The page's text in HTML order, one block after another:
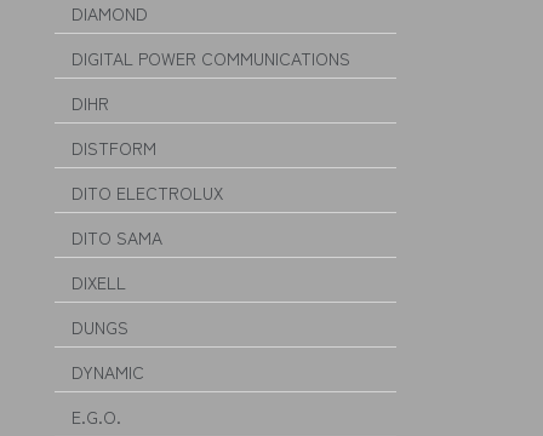
DIAMOND
DIGITAL POWER COMMUNICATIONS
DIHR
DISTFORM
DITO ELECTROLUX
DITO SAMA
DIXELL
DUNGS
DYNAMIC
E.G.O.